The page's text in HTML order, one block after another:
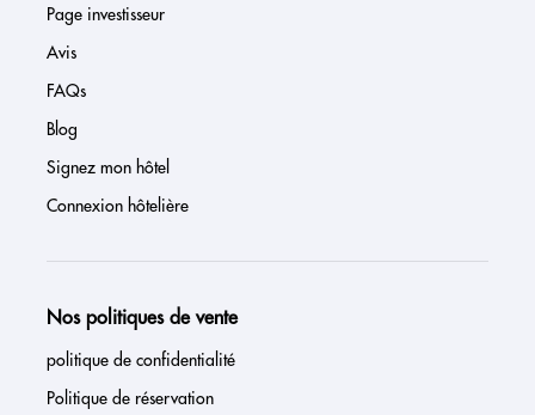
Page investisseur
Avis
FAQs
Blog
Signez mon hôtel
Connexion hôtelière
Nos politiques de vente
politique de confidentialité
Politique de réservation